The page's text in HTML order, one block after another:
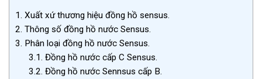
1. Xuất xứ thương hiệu đồng hồ sensus.
2. Thông số đồng hồ nước Sensus.
3. Phân loại đồng hồ nước Sensus.
3.1. Đồng hồ nước cấp C Sensus.
3.2. Đồng hồ nước Sennsus cấp B.